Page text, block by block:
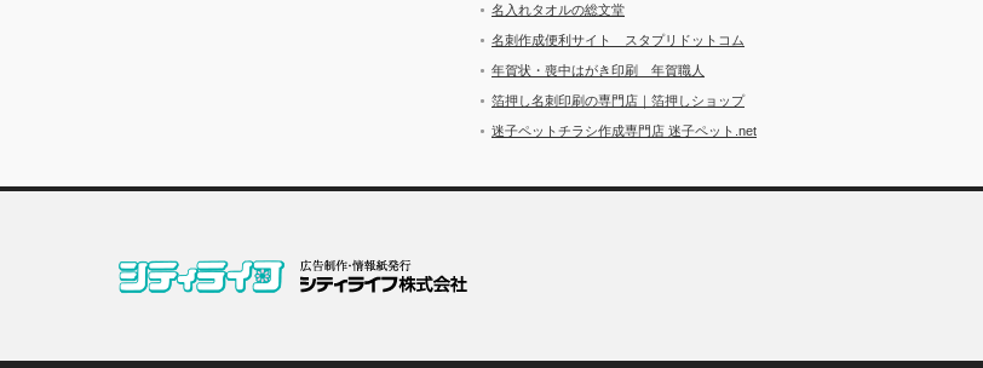
名入れタオルの総文堂
名刺作成便利サイト スタプリドットコム
年賀状・喪中はがき印刷 年賀職人
箔押し名刺印刷の専門店｜箔押しショップ
迷子ペットチラシ作成専門店 迷子ペット.net